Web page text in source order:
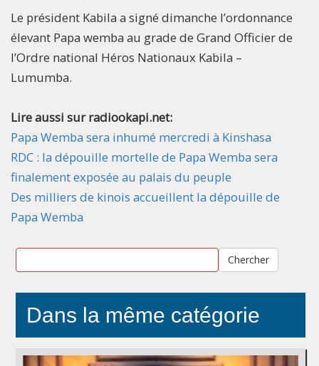
Le président Kabila a signé dimanche l’ordonnance
élevant Papa wemba au grade de Grand Officier de
l’Ordre national Héros Nationaux Kabila –
Lumumba.
Lire aussi sur radiookapi.net:
Papa Wemba sera inhumé mercredi à Kinshasa
RDC : la dépouille mortelle de Papa Wemba sera
finalement exposée au palais du peuple
Des milliers de kinois accueillent la dépouille de
Papa Wemba​
Chercher
Dans la même catégorie